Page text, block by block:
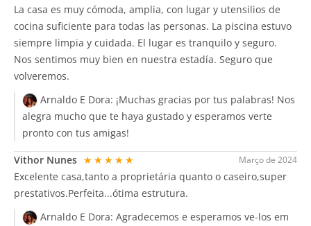
La casa es muy cómoda, amplia, con lugar y utensilios de
cocina suficiente para todas las personas. La piscina estuvo
siempre limpia y cuidada. El lugar es tranquilo y seguro.
Nos sentimos muy bien en nuestra estadía. Seguro que
volveremos.
Arnaldo E Dora: ¡Muchas gracias por tus palabras! Nos
alegra mucho que te haya gustado y esperamos verte
pronto con tus amigas!
Março de 2024
Vithor Nunes ★★★★★
Excelente casa,tanto a proprietária quanto o caseiro,super
prestativos.Perfeita...ótima estrutura.
Arnaldo E Dora: Agradecemos e esperamos ve-los em